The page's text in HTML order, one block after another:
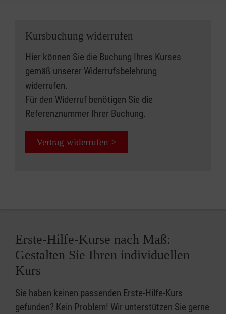
Kursbuchung widerrufen
Hier können Sie die Buchung Ihres Kurses
gemäß unserer Widerrufsbelehrung
widerrufen.
Für den Widerruf benötigen Sie die
Referenznummer Ihrer Buchung.
Vertrag widerrufen >
Erste-Hilfe-Kurse nach Maß:
Gestalten Sie Ihren individuellen
Kurs
Sie haben keinen passenden Erste-Hilfe-Kurs
gefunden? Kein Problem! Wir unterstützen Sie gerne